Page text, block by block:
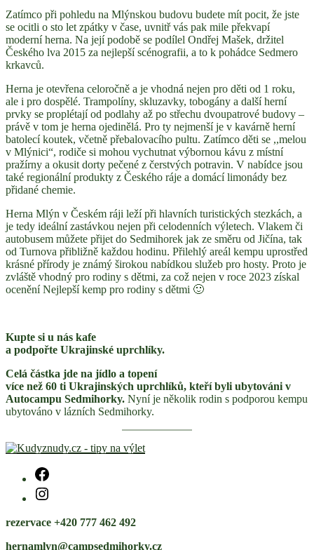
Zatímco při pohledu na Mlýnskou budovu budete mít pocit, že jste
se ocitli o sto let zpátky v čase, uvnitř vás pak mile překvapí
moderní herna. Na její podobě se podílel Ondřej Mašek, držitel
Českého lva 2015 za nejlepší scénografii, a to k pohádce Sedmero
krkavců.
Herna je otevřena celoročně a je vhodná nejen pro děti od 1 roku,
ale i pro dospělé. Trampolíny, skluzavky, tobogány a další herní
prvky se proplétají od podlahy až po střechu dvoupatrové budovy –
právě v tom je herna ojedinělá. Pro ty nejmenší je v kavárně herní
batolecí koutek, včetně přebalovacího pultu. Zatímco děti se ,,melou
v Mlýnici“, rodiče si mohou vychutnat výbornou kávu z místní
pražírny a okusit dorty pečené z čerstvých potravin. V nabídce jsou
také regionální produkty z Českého ráje a domácí limonády bez
přidané chemie.
Herna Mlýn v Českém ráji leží při hlavních turistických stezkách, a
je tedy ideální zastávkou nejen při celodenních výletech. Vlakem či
autobusem můžete přijet do Sedmihorek jak ze směru od Jičína, tak
od Turnova přibližně každou hodinu. Přilehlý areál kempu uprostřed
krásné přírody je známý širokou nabídkou služeb pro hosty. Proto je
zvláště vhodný pro rodiny s dětmi, za což nejen v roce 2023 získal
ocenění Nejlepší kemp pro rodiny s dětmi 🙂
Kupte si u nás kafe
a podpořte Ukrajinské uprchlíky.
Celá částka jde na jídlo a topení
více než 60 ti Ukrajinských uprchlíků, kteří byli ubytováni v
Autocampu Sedmihorky. Nyní je několik rodin s podporou kempu
ubytováno v lázních Sedmihorky.
rezervace +420 777 462 492
hernamlyn@campsedmihorky.cz